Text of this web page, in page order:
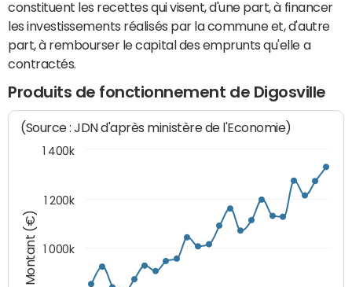
constituent les recettes qui visent, d'une part, à financer
les investissements réalisés par la commune et, d'autre
part, à rembourser le capital des emprunts qu'elle a
contractés.
Produits de fonctionnement de Digosville
Montant (€)
(Source : JDN d'après ministère de l'Economie)
1 000k
1 200k
1 400k